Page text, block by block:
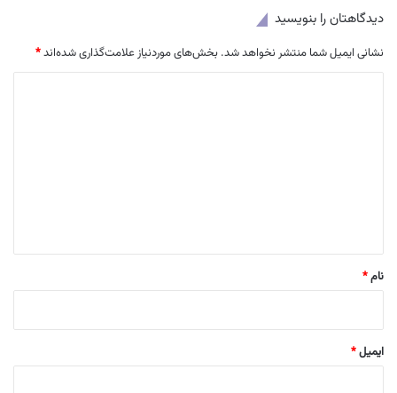
دیدگاهتان را بنویسید
نشانی ایمیل شما منتشر نخواهد شد. بخش‌های موردنیاز علامت‌گذاری شده‌اند*
نام*
ایمیل*